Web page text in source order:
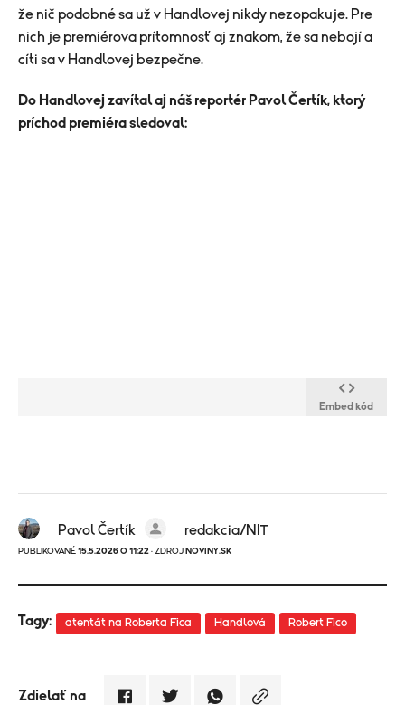
že nič podobné sa už v Handlovej nikdy nezopakuje. Pre
nich je premiérova prítomnosť aj znakom, že sa nebojí a
cíti sa v Handlovej bezpečne.
Do Handlovej zavítal aj náš reportér Pavol Čertík, ktorý
príchod premiéra sledoval:
Embed kód
Pavol Čertík redakcia/NIT
PUBLIKOVANÉ 15.5.2026 O 11:22 · ZDROJ NOVINY.SK
Tagy: atentát na Roberta Fica Handlová Robert Fico
Zdielať na